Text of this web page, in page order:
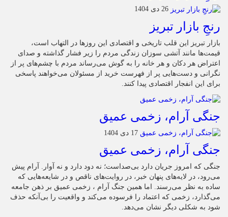
26 دی 1404
رنجِ بازار تبریز
بازار تبریز این قلب تاریخی و اقتصادی این روزها در التهاب است،
قیمت‌ها مانند آتشی سوزان زندگی مردم را زیر فشار گذاشته و صدای
اعتراض هر دکان و هر خانه را به گوش می‌رساند مردم با چشم‌های پر از
نگرانی و دست‌هایی پر از فهرست خرید از مسئولان می‌خواهند پاسخی
برای این انفجار اقتصادی پیدا کنند.
جنگی آرام، زخمی عمیق
17 دی 1404
جنگی آرام، زخمی عمیق
جنگی که امروز جریان دارد بی‌صداست؛ نه دود دارد و نه آوار. آرام پیش
می‌رود، در لایه‌های پنهان خبر، در روایت‌های ناقص و در شایعه‌هایی که
ساده به نظر می‌رسند. اما همین جنگ آرام ، زخمی عمیق بر ذهن جامعه
می‌گذارد، زخمی که اعتماد را فرسوده می‌کند و واقعیت را بی‌آنکه حذف
شود به شکلی دیگر نشان می‌دهد.